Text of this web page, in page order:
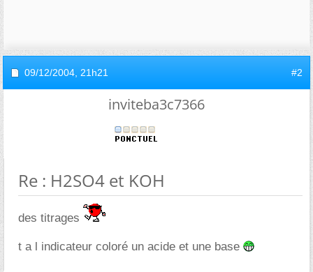
09/12/2004, 21h21 #2
inviteba3c7366
Re : H2SO4 et KOH
des titrages
t a l indicateur coloré un acide et une base